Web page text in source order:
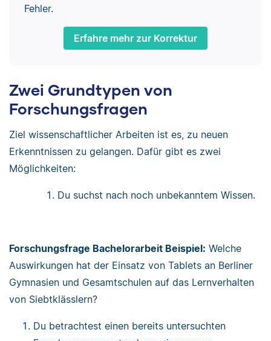
Fehler.
Erfahre mehr zur Korrektur
Zwei Grundtypen von
Forschungsfragen
Ziel wissenschaftlicher Arbeiten ist es, zu neuen
Erkenntnissen zu gelangen. Dafür gibt es zwei
Möglichkeiten:
Du suchst nach noch unbekanntem Wissen.
Forschungsfrage Bachelorarbeit Beispiel: Welche
Auswirkungen hat der Einsatz von Tablets an Berliner
Gymnasien und Gesamtschulen auf das Lernverhalten
von Siebtklässlern?
Du betrachtest einen bereits untersuchten